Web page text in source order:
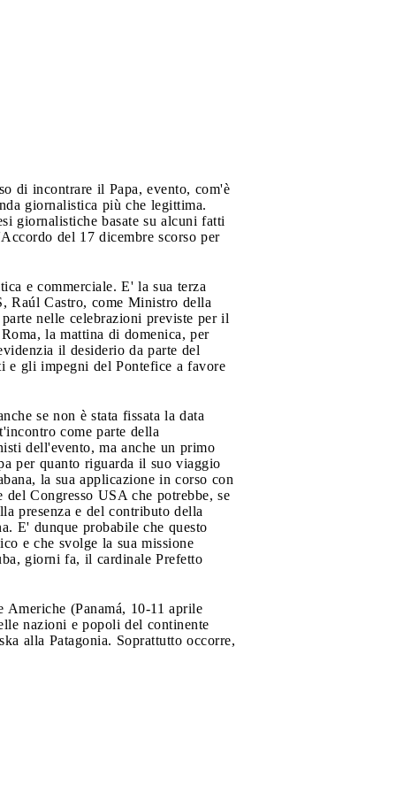
di incontrare il Papa, evento, com'è
giornalistica più che legittima.
giornalistiche basate su alcuni fatti
del 17 dicembre scorso per
e commerciale. E' la sua terza
Raúl Castro, come Ministro della
nelle celebrazioni previste per il
la mattina di domenica, per
il desiderio da parte del
e gli impegni del Pontefice a favore
se non è stata fissata la data
come parte della
dell'evento, ma anche un primo
per quanto riguarda il suo viaggio
la sua applicazione in corso con
Congresso USA che potrebbe, se
presenza e del contributo della
E' dunque probabile che questo
e che svolge la sua missione
giorni fa, il cardinale Prefetto
(Panamá, 10-11 aprile
nazioni e popoli del continente
alla Patagonia. Soprattutto occorre,